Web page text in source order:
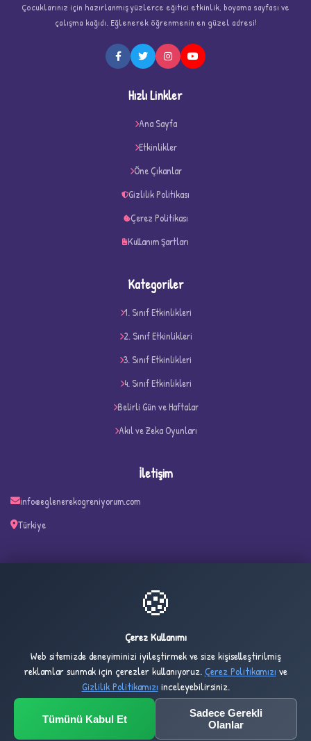
✧
Çocuklarınız için hazırlanmış yüzlerce eğitici etkinlik, boyama sayfası ve
çalışma kağıdı. Eğlenerek öğrenmenin en güzel adresi!
Hızlı Linkler
Ana Sayfa
Etkinlikler
Öne Çıkanlar
Gizlilik Politikası
Çerez Politikası
Kullanım Şartları
Kategoriler
1. Sınıf Etkinlikleri
2. Sınıf Etkinlikleri
3. Sınıf Etkinlikleri
4. Sınıf Etkinlikleri
Belirli Gün ve Haftalar
Akıl ve Zeka Oyunları
İletişim
info@eglenerekogreniyorum.com
Türkiye
2,734
DÜN
1,024,547
TOPLAM
© 2032 Eglenerekogreniyorum.com — All rights reserved.
Design & Development by
🍪
Çerez Kullanımı
Web sitemizde deneyiminizi iyileştirmek ve size kişiselleştirilmiş
reklamlar sunmak için çerezler kullanıyoruz.Çerez Politikamızı ve
Gizlilik Politikamızı inceleyebilirsiniz.
Tümünü Kabul Et
Sadece Gerekli
Olanlar